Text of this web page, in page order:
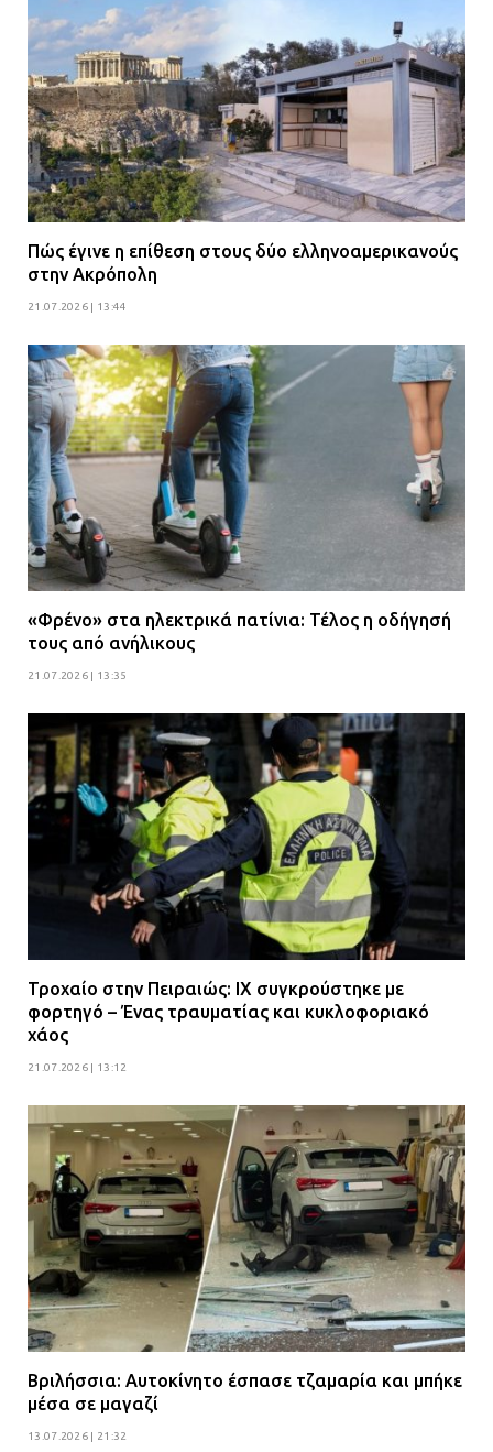
Πώς έγινε η επίθεση στους δύο ελληνοαμερικανούς
στην Ακρόπολη
21.07.2026 | 13:44
«Φρένο» στα ηλεκτρικά πατίνια: Τέλος η οδήγησή
τους από ανήλικους
21.07.2026 | 13:35
Τροχαίο στην Πειραιώς: ΙΧ συγκρούστηκε με
φορτηγό – Ένας τραυματίας και κυκλοφοριακό
χάος
21.07.2026 | 13:12
Βριλήσσια: Αυτοκίνητο έσπασε τζαμαρία και μπήκε
μέσα σε μαγαζί
13.07.2026 | 21:32